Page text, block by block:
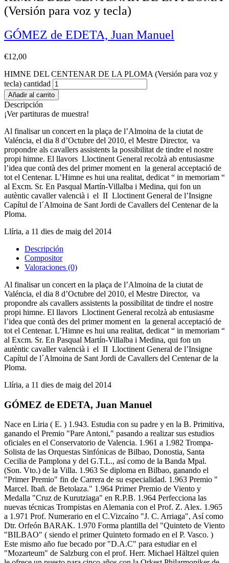
(Versión para voz y tecla)
GÓMEZ de EDETA, Juan Manuel
€12,00
HIMNE DEL CENTENAR DE LA PLOMA (Versión para voz y
tecla) cantidad
Añadir al carrito
Descripción
¡Ver partituras de muestra!
Al finalisar un concert en la plaça de l’Almoina de la ciutat de
Valéncia, el dia 8 d’Octubre del 2010, el Mestre Director, va
propondre als cavallers assistents la possibilitat de tindre el nostre
propi himne. El llavors Lloctinent General recolzà ab entusiasme
l’idea que contà des del primer moment en la general acceptació de
tot el Centenar. L’Himne es hui una realitat, dedicat “ in memoriam “
al Excm. Sr. En Pasqual Martín-Villalba i Medina, qui fon un
autèntic cavaller valencià i el II Lloctinent General de l’Insigne
Capítul de l´Almoina de Sant Jordi de Cavallers del Centenar de la
Ploma.
Llíria, a 11 dies de maig del 2014
Descripción
Compositor
Valoraciones (0)
Al finalisar un concert en la plaça de l’Almoina de la ciutat de
Valéncia, el dia 8 d’Octubre del 2010, el Mestre Director, va
propondre als cavallers assistents la possibilitat de tindre el nostre
propi himne. El llavors Lloctinent General recolzà ab entusiasme
l’idea que contà des del primer moment en la general acceptació de
tot el Centenar. L’Himne es hui una realitat, dedicat “ in memoriam “
al Excm. Sr. En Pasqual Martín-Villalba i Medina, qui fon un
autèntic cavaller valencià i el II Lloctinent General de l’Insigne
Capítul de l´Almoina de Sant Jordi de Cavallers del Centenar de la
Ploma.
Llíria, a 11 dies de maig del 2014
GÓMEZ de EDETA, Juan Manuel
Nace en Liria ( E. ) 1.943. Estudia con su padre y en la B. Primitiva,
ganando el Premio "Pare Antoni," pasando a realizar sus estudios
oficiales en el Conservatorio de Valencia. 1.961 a 1.982 Trompa-
Solista de las Orquestas Sinfónicas de Bilbao, Donostia, Santa
Cecilia de Pamplona y del G.T.L., así como de la Banda Mpal.
(Son. Vto.) de la Villa. 1.963 Se diploma en Bilbao, ganando el
"Primer Premio" fin de Carrera de su especialidad. 1.963 Premio "
Marcel. Ibañ. de Betolaza." 1.964 Primer Premio de Viento y
Medalla "Cruz de Kurutziaga" en R.P.B. 1.964 Perfecciona las
nuevas técnicas Trompistas en Alemania con el Prof. Z. Alex. 1.965
a 1.971 Prof. Numerario en el C.Vizcaíno "J. C. Arriaga", Así como
Dtr. Orfeón BARAK. 1.970 Forma plantilla del "Quinteto de Viento
"BILBAO" ( siendo el primer Quinteto formado en el P. Vasco. )
Este mismo año fue becado por "D.A.C" para estudiar en el
"Mozarteum" de Salzburg con el prof. Herr. Michael Hältzel quien